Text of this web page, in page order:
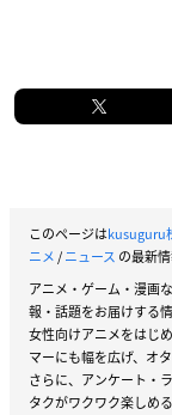
このページはkusuguru
ニメ/ニュース の最新
アニメ・ゲーム・漫画
報・話題をお届けする
女性向けアニメをはじ
マーにも幅を広げ、オ
さらに、アンケート・
タクがワクワク楽しめ